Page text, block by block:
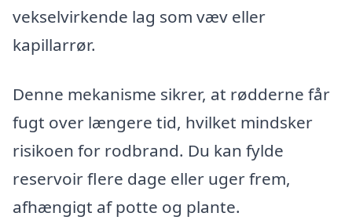
vekselvirkende lag som væv eller
kapillarrør.
Denne mekanisme sikrer, at rødderne får
fugt over længere tid, hvilket mindsker
risikoen for rodbrand. Du kan fylde
reservoir flere dage eller uger frem,
afhængigt af potte og plante.